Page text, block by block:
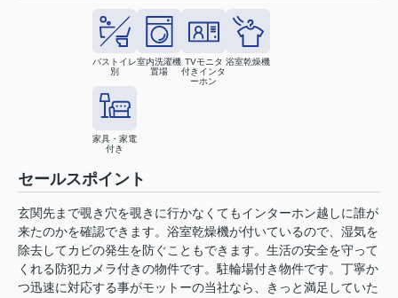
バストイレ
別
室内洗濯機
置場
TVモニタ
付きインタ
ーホン
浴室乾燥機
家具・家電
付き
セールスポイント
玄関先まで覗き穴を覗きに行かなくてもインターホン越しに誰が
来たのかを確認できます。浴室乾燥機が付いているので、湿気を
除去してカビの発生を防ぐこともできます。生活の安全を守って
くれる防犯カメラ付きの物件です。駐輪場付き物件です。丁寧か
つ迅速に対応する事がモットーの当社なら、きっと満足していた